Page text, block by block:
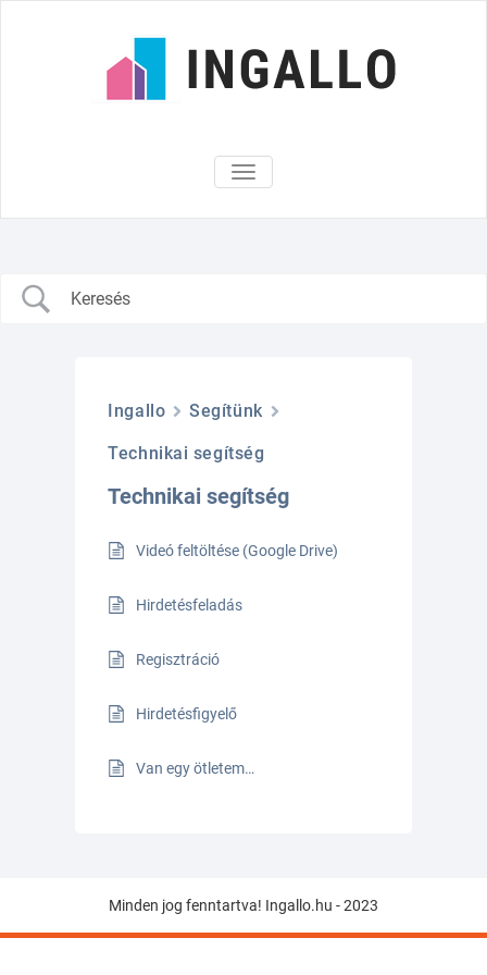
TOGGLE
NAVIGATION
Ingallo Segítünk
Technikai segítség
Technikai segítség
Videó feltöltése (Google Drive)
Hirdetésfeladás
Regisztráció
Hirdetésfigyelő
Van egy ötletem…
Minden jog fenntartva! Ingallo.hu - 2023